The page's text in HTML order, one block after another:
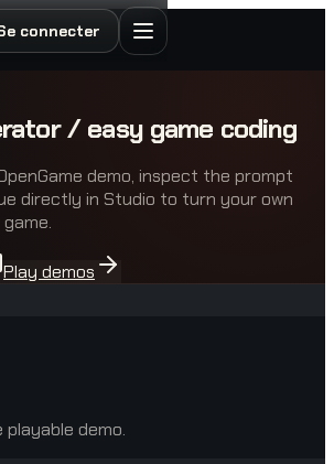
connecter
/ easy game coding
demo, inspect the prompt
directly in Studio to turn your own
Play demos
demo.